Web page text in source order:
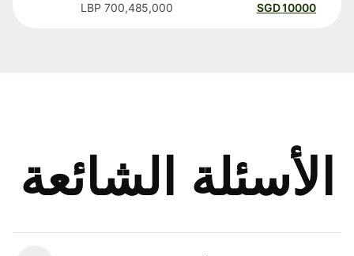
10000
SGD
700,485,000
LBP
الأسئلة الشائعة